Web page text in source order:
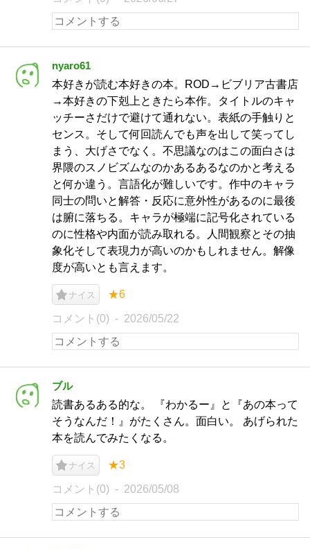
nyaro61
本好きが読む本好きの本。ROD→ビブリア古書店
→本好きの下剋上ときたら本作。タイトルのキャ
ッチーさだけで避けて通れない。表紙の手触りと
センス。そして何回読んでも声を出して笑ってし
まう、大げさでなく。不思議なのはこの面白さは
界隈のスノビズムなのかあるあるなのかと考える
と何か違う。言語化が難しいです。作中のキャラ
同士の問いと解答・反応に意外性があるのに最後
は腑に落ちる。キャラが極端に記号化されている
のに性格や内面が読み取れる。人間観察とその抽
象化そして表現力が高いのかもしれません。解像
度が高いとも言えます。
ナイス ★6
コメント(0) 2026/05/22
ブル
読書あるある的な。 『わかるー』と『あの本って
そうなんだ！』がたくさん。面白い。 あげられた
本を読んでみたくなる。
ナイス ★3
コメント(0) 2026/05/08